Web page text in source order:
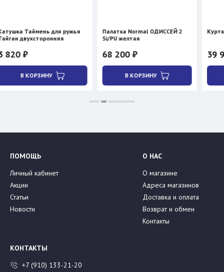
ружья
Палатка Normal ОДИССЕЙ 2
Si/PU желтая
Куртка Сивера ДИВЪ AZ
ПОМОЩЬ
Личный кабинет
Акции
Статьи
Новости
О НАС
О магазине
Адреса магазинов
Доставка и оплата
Возврат и обмен
Контакты
КОНТАКТЫ
+7 (910) 133-21-20